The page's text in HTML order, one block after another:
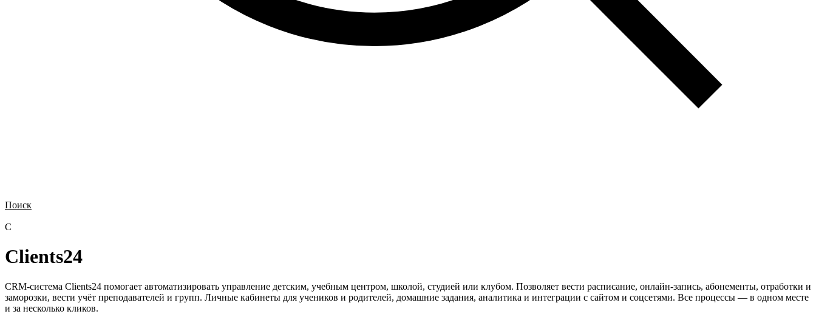
Поиск
C
Clients24
CRM-система Clients24 помогает автоматизировать управление детским, учебным центром, школой, студией или клубом. Позволяет вести расписание, онлайн-запись, абонементы, отработки и
заморозки, вести учёт преподавателей и групп. Личные кабинеты для учеников и родителей, домашние задания, аналитика и интеграции с сайтом и соцсетями. Все процессы — в одном месте
и за несколько кликов.